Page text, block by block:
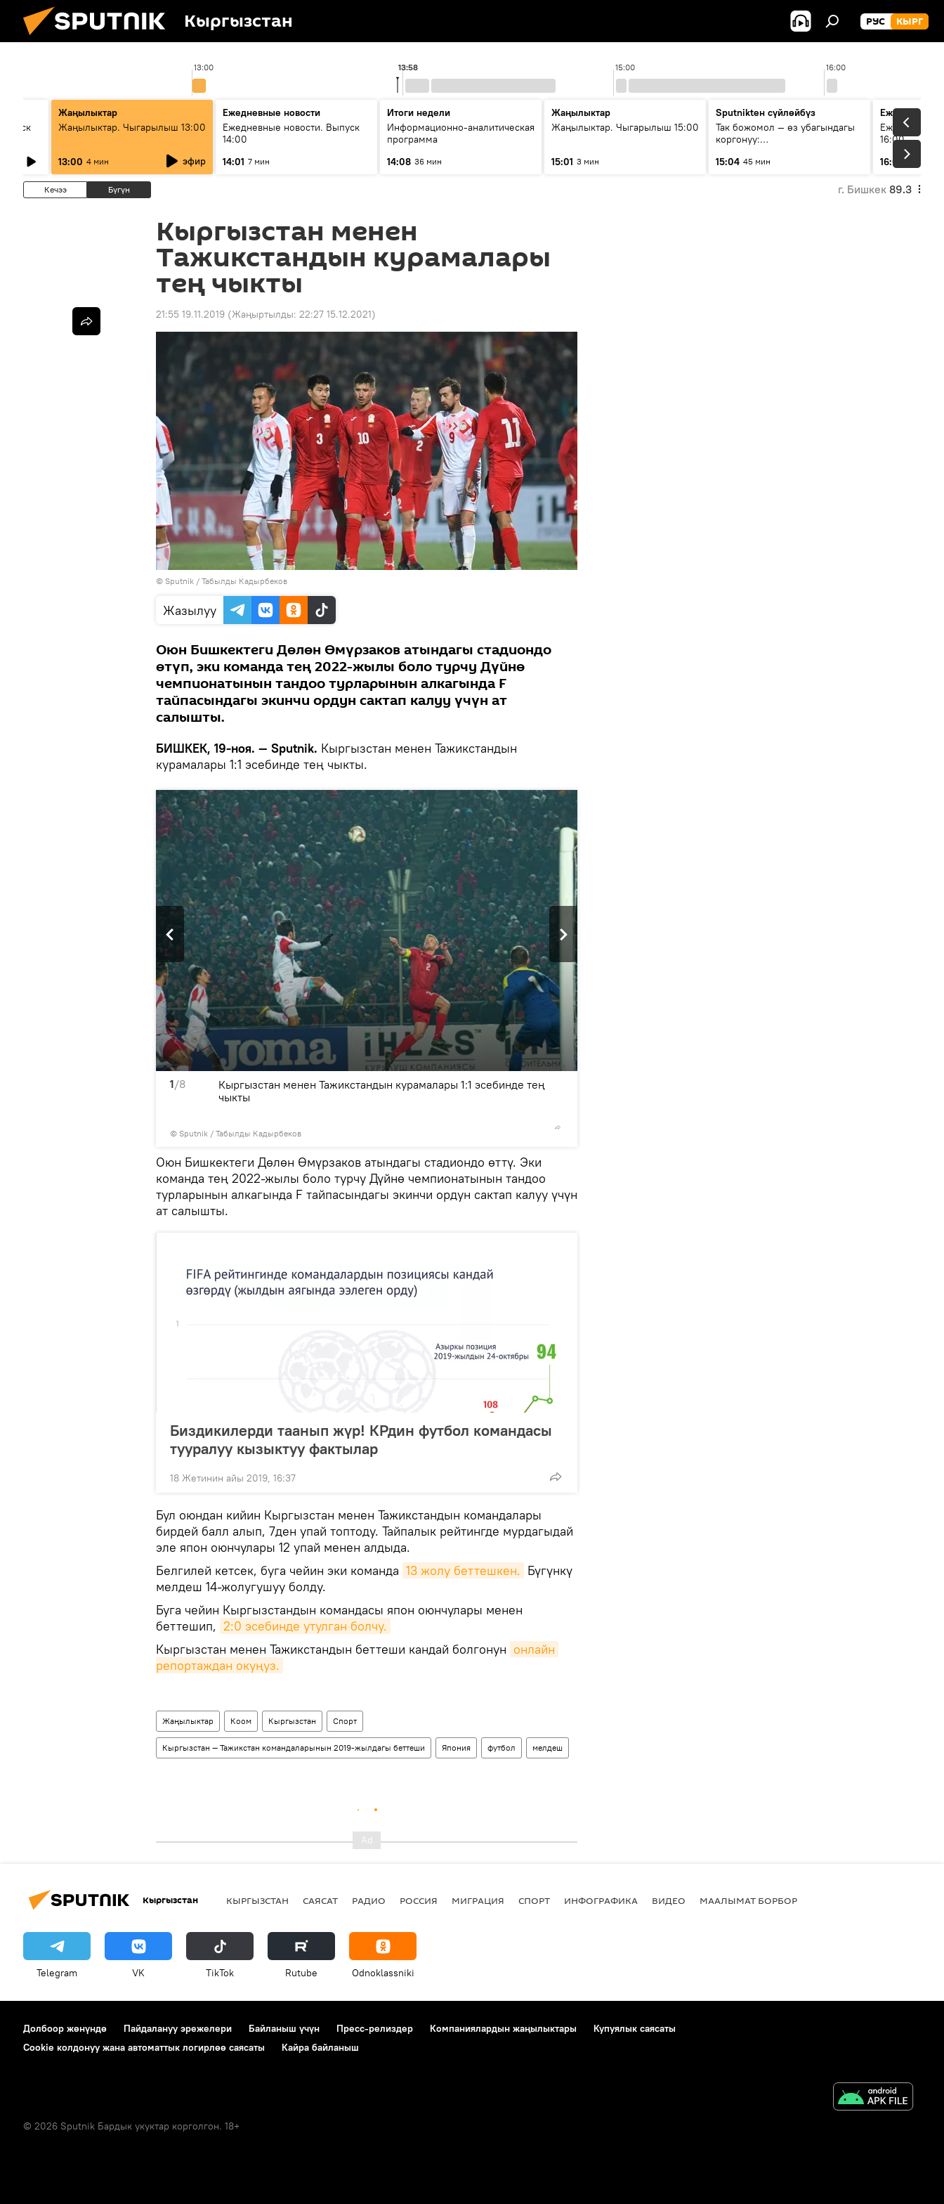
Кыргызстан РУС КЫРГ
13:00 15:00 16:00
13:58
Жаңылыктар
Жаңылыктар. Чыгарылыш 13:00
13:00 4 мин эфир
Ежедневные новости
Ежедневные новости. Выпуск
14:00
14:01 7 мин
Итоги недели
Информационно-аналитическая
программа
14:08 36 мин
Жаңылыктар
Жаңылыктар. Чыгарылыш 15:00
15:01 3 мин
Sputnikteн сүйлөйбүз
Так божомол — өз убагындагы
коргонуу:
кантип өркүндөтүлүүдө
15:04 45 мин
Ежедневные
Ежедневные
16:00
16:01
3 мин
Кечээ Бүгүн г. Бишкек 89.3
Кыргызстан менен
Тажикстандын курамалары
тең чыкты
21:55 19.11.2019 (Жаңыртылды: 22:27 15.12.2021)
© Sputnik / Табылды Кадырбеков
Жазылуу
Оюн Бишкектеги Дөлөн Өмүрзаков атындагы стадиондо
өтүп, эки команда тең 2022-жылы боло турчу Дүйнө
чемпионатынын тандоо турларынын алкагында F
тайпасындагы экинчи ордун сактап калуу үчүн ат
салышты.
БИШКЕК, 19-ноя. — Sputnik. Кыргызстан менен Тажикстандын
курамалары 1:1 эсебинде тең чыкты.
1/8
© Sputnik / Табылды Кадырбеков
Кыргызстан менен Тажикстандын курамалары 1:1 эсебинде тең
чыкты
Оюн Бишкектеги Дөлөн Өмүрзаков атындагы стадиондо өттү. Эки
команда тең 2022-жылы боло турчу Дүйнө чемпионатынын тандоо
турларынын алкагында F тайпасындагы экинчи ордун сактап калуу үчүн
ат салышты.
Биздикилерди таанып жүр! КРдин футбол командасы
тууралуу кызыктуу фактылар
18 Жетинин айы 2019, 16:37
Бул оюндан кийин Кыргызстан менен Тажикстандын командалары
бирдей балл алып, 7ден упай топтоду. Тайпалык рейтингде мурдагыдай
эле япон оюнчулары 12 упай менен алдыда.
Белгилей кетсек, буга чейин эки команда 13 жолу беттешкен. Бүгүнкү
мелдеш 14-жолугушуу болду.
Буга чейин Кыргызстандын командасы япон оюнчулары менен
беттешип, 2:0 эсебинде утулган болчу.
Кыргызстан менен Тажикстандын беттеши кандай болгонун онлайн
репортаждан окуңуз.
Жаңылыктар Коом Кыргызстан Спорт
Кыргызстан — Тажикстан командаларынын 2019-жылдагы беттеши Япония футбол мелдеш
Кыргызстан КЫРГЫЗСТАН САЯСАТ РАДИО РОССИЯ МИГРАЦИЯ СПОРТ ИНФОГРАФИКА ВИДЕО МААЛЫМАТ БОРБОР
Telegram VK ТikТоk Rutube Odnoklassniki
Долбоор жөнүндө Пайдалануу эрежелери Байланыш үчүн Пресс-релиздер Компаниялардын жаңылыктары
Купуялык саясаты
Cookie колдонуу жана автоматтык логирлөө саясаты
Кайра байланыш
© 2026 Sputnik Бардык укуктар корголгон. 18+